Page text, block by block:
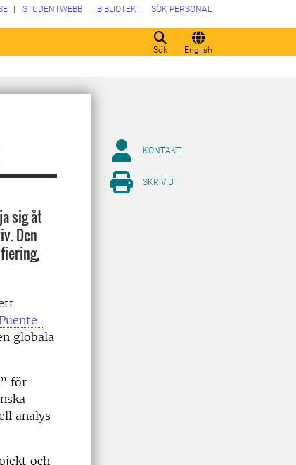
Sök English
STUDENTWEBB BIBLIOTEK SÖK PERSONAL
sig åt
Den
globala
för
analys
och
KONTAKT
SKRIV UT